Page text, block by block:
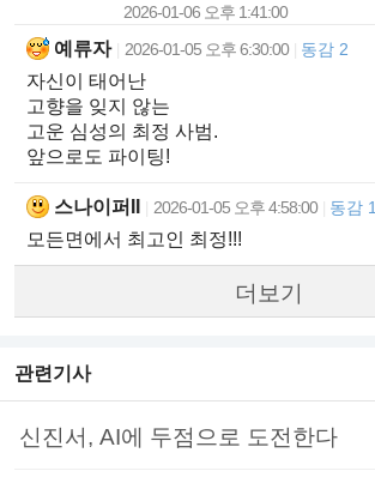
2026-01-06 오후 1:41:00
예류자 2026-01-05 오후 6:30:00 동감 2
자신이 태어난
고향을 잊지 않는
고운 심성의 최정 사범.
앞으로도 파이팅!
스나이퍼II 2026-01-05 오후 4:58:00 동감 1
모든면에서 최고인 최정!!!
더보기
관련기사
신진서, AI에 두점으로 도전한다